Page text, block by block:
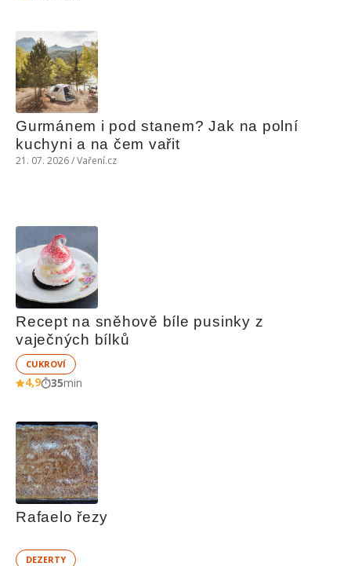
Gurmánem i pod stanem? Jak na polní
kuchyni a na čem vařit
21. 07. 2026 / Vaření.cz
Recept na sněhově bíle pusinky z
vaječných bílků
CUKROVÍ
4,9 35min
Rafaelo řezy
DEZERTY